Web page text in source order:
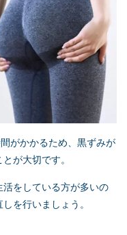
がかかるため、黒ずみが
が大切です。
をしている方が多いの
を行いましょう。